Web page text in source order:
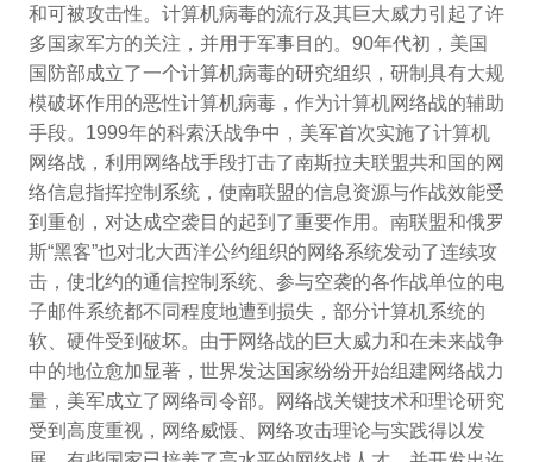
和可被攻击性。计算机病毒的流行及其巨大威力引起了许
多国家军方的关注，并用于军事目的。90年代初，美国
国防部成立了一个计算机病毒的研究组织，研制具有大规
模破坏作用的恶性计算机病毒，作为计算机网络战的辅助
手段。1999年的科索沃战争中，美军首次实施了计算机
网络战，利用网络战手段打击了南斯拉夫联盟共和国的网
络信息指挥控制系统，使南联盟的信息资源与作战效能受
到重创，对达成空袭目的起到了重要作用。南联盟和俄罗
斯“黑客”也对北大西洋公约组织的网络系统发动了连续攻
击，使北约的通信控制系统、参与空袭的各作战单位的电
子邮件系统都不同程度地遭到损失，部分计算机系统的
软、硬件受到破坏。由于网络战的巨大威力和在未来战争
中的地位愈加显著，世界发达国家纷纷开始组建网络战力
量，美军成立了网络司令部。网络战关键技术和理论研究
受到高度重视，网络威慑、网络攻击理论与实践得以发